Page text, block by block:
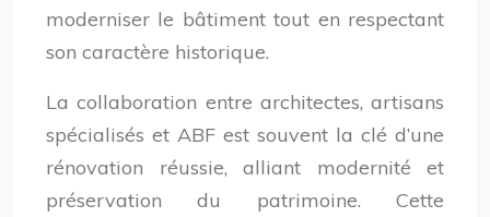
moderniser le bâtiment tout en respectant
son caractère historique.
La collaboration entre architectes, artisans
spécialisés et ABF est souvent la clé d’une
rénovation réussie, alliant modernité et
préservation du patrimoine. Cette